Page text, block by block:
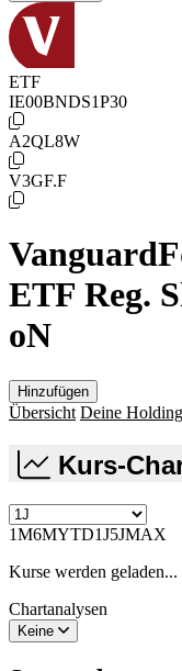
ETF
IE00BNDS1P30
A2QL8W
V3GF.F
ETF Reg.
oN
Hinzufügen
Übersicht Deine
Kurs-
1M6MYTD1J5JMAX
Kurse werden geladen...
Chartanalysen
Keine